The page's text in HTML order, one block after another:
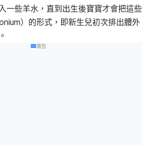
一些羊水，直到出生後寶寶才會把這些
）的形式，即新生兒初次排出體外
廣告